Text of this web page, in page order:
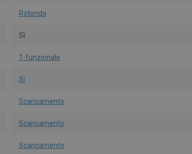
Rotondo
Sì
1-funzionale
Sì
Scaricamento
Scaricamento
Scaricamento